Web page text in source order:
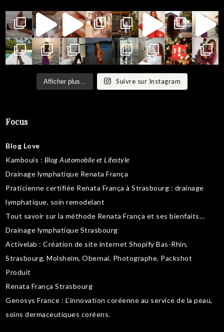
Afficher plus... Suivre sur Instagram
Focus
Blog Love
Kambouis : Blog Automobile et Lifestyle
Drainage lymphatique Renata França
Praticienne certifiée Renata França à Strasbourg : drainage
lymphatique, soin remodelant
Tout savoir sur la méthode Renata França et ses bienfaits…
Drainage lymphatique Strasbourg
Activelab : Création de site internet Shopify Bas-Rhin,
Strasbourg, Molsheim, Obernai. Photographe, Packshot
Produit
Renata França Strasbourg
Genosys France : L’innovation coréenne au service de la peau,
soins dermaceutiques coréens.